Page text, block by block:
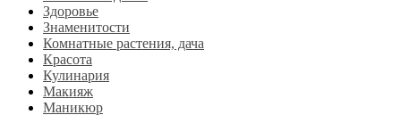
Здоровье
Знаменитости
Комнатные растения, дача
Красота
Кулинария
Макияж
Маникюр